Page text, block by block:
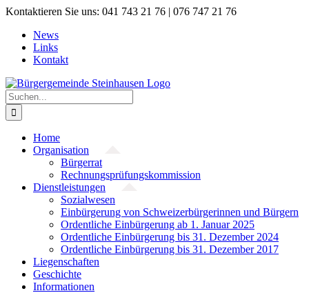
Zum
springen
Kontaktieren Sie uns: 041 743 21 76 | 076 747 21 76
News
Links
Kontakt
Suche
nach:
Home
Organisation
Bürgerrat
Rechnungsprüfungskommission
Dienstleistungen
Sozialwesen
Einbürgerung von Schweizerbürgerinnen und Bürgern
Ordentliche Einbürgerung ab 1. Januar 2025
Ordentliche Einbürgerung bis 31. Dezember 2024
Ordentliche Einbürgerung bis 31. Dezember 2017
Liegenschaften
Geschichte
Informationen